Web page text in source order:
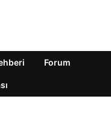
Forum